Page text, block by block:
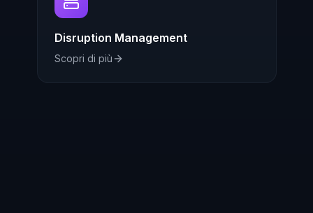
Disruption Management
Scopri di più